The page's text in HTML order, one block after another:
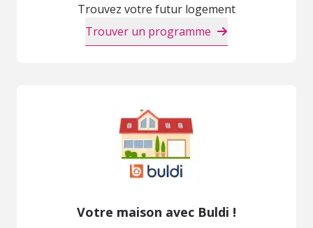
Trouvez votre futur logement
Trouver un programme
Votre maison avec Buldi !